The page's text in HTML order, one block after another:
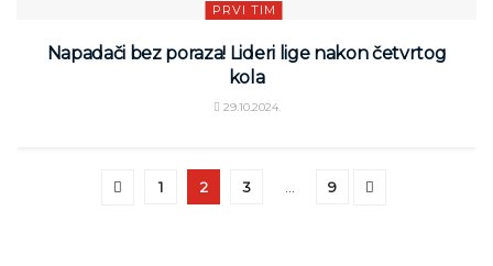
PRVI TIM
Napadači bez poraza! Lideri lige nakon četvrtog
kola
29.10.2024.
1 2 3 9